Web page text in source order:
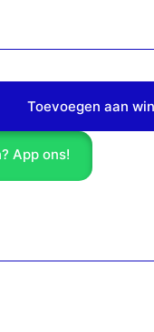
Toevoegen aan
App ons!